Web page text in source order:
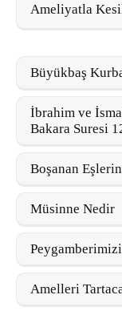
Ameliyatla
Büyükbaş
İbrahim ve
Bakara Suresi
Boşanan
Müsinne Nedir
Amelleri